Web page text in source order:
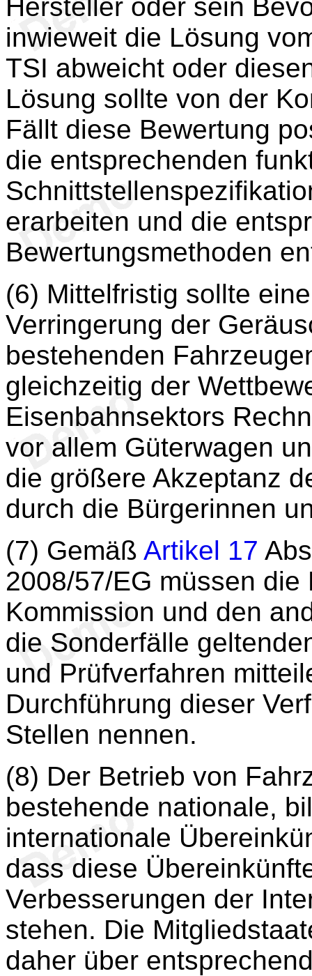
Hersteller oder sein
inwieweit die Lösung
TSI abweicht oder
Lösung sollte von der
Fällt diese Bewertung
die entsprechenden
erarbeiten und die
Bewertungsmethoden
(6) Mittelfristig sollte
Verringerung der
bestehenden
gleichzeitig der
Eisenbahnsektors
vor allem Güterwagen
die größere Akzeptanz
durch die Bürgerinnen
(7) Gemäß Artikel 17
2008/57/EG müssen
Kommission und den
die Sonderfälle
und Prüfverfahren
Durchführung dieser
Stellen nennen.
(8) Der Betrieb von
bestehende nationale,
internationale
dass diese
Verbesserungen der
stehen. Die
daher über